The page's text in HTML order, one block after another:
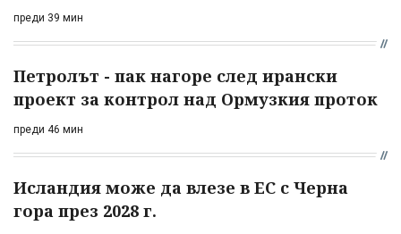
преди 39 мин
Петролът - пак нагоре след ирански
проект за контрол над Ормузкия проток
преди 46 мин
Исландия може да влезе в ЕС с Черна
гора през 2028 г.